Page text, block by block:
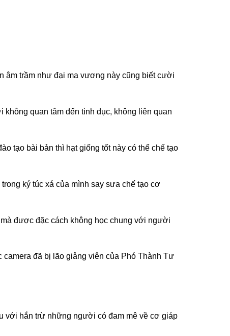
âm trầm như đại ma vương này cũng biết cười
quan tâm đến tình dục, không liên quan
tạo bài bản thì hạt giống tốt này có thể chế tạo
ký túc xá của mình say sưa chế tạo cơ
được đặc cách không học chung với người
đã bị lão giảng viên của Phó Thành Tư
với hắn trừ những người có đam mê về cơ giáp